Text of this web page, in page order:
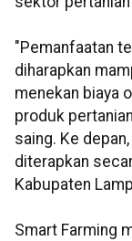
"Pemanfaatan
diharapkan
menekan biaya
produk
saing. Ke
diterapkan
Kabupaten
Smart Farming